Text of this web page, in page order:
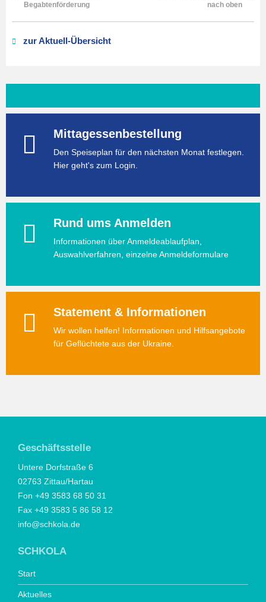
Begabtenförderung
nach oben
zur Aktuell-Übersicht
Mittagessenbestellung
Den Speiseplan für den nächsten Monat festlegen.
Hier geht's zum Login.
Rund ums Anmelden
Informationen über Anmeldeablaufplan,
Auswahlverfahren, einzelne Anmeldeformulare
Statement & Informationen
Wir wollen helfen! Informationen und Hilfsangebote
für Geflüchtete aus der Ukraine.
Geschäftsstelle
Untere Dorfstraße 6
02763 Zittau/Hartau
Fon +49 3583 68 50 31
Fax +49 3583 5 86 58 12
info@schkola.de
SCHKOLA
Start
Aktuelles